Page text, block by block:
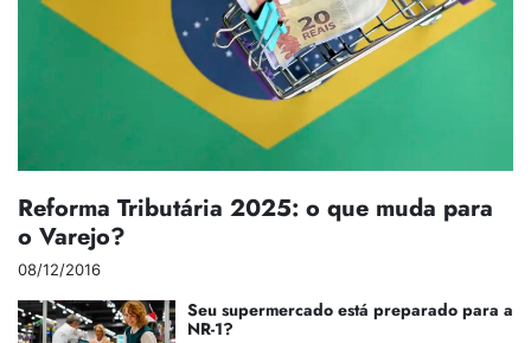
Reforma Tributária 2025: o que muda para
o Varejo?
08/12/2016
Seu supermercado está preparado para a
NR-1?